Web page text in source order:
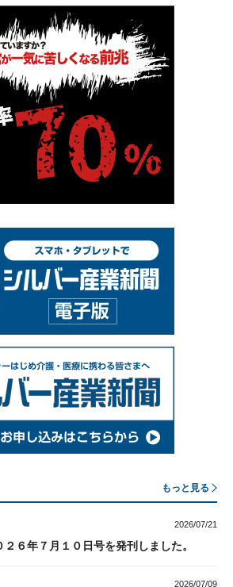
もっと見る
2026/07/21
６年７月１０日号を発刊しました。
2026/07/09